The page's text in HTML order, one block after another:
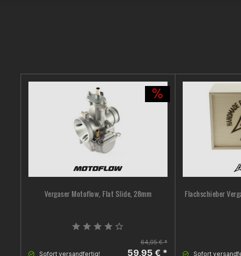
Vergaser Motoflow, Flat Slide, 28mm
Sofort versandfertig!
64,95 € *
59,95 € *
Flachschieber
Sofort